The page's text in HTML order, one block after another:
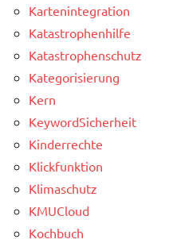
Kartenintegration
Katastrophenhilfe
Katastrophenschutz
Kategorisierung
Kern
KeywordSicherheit
Kinderrechte
Klickfunktion
Klimaschutz
KMUCloud
Kochbuch